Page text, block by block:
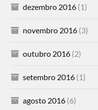
dezembro 2016 (1)
novembro 2016 (3)
outubro 2016 (2)
setembro 2016 (1)
agosto 2016 (6)